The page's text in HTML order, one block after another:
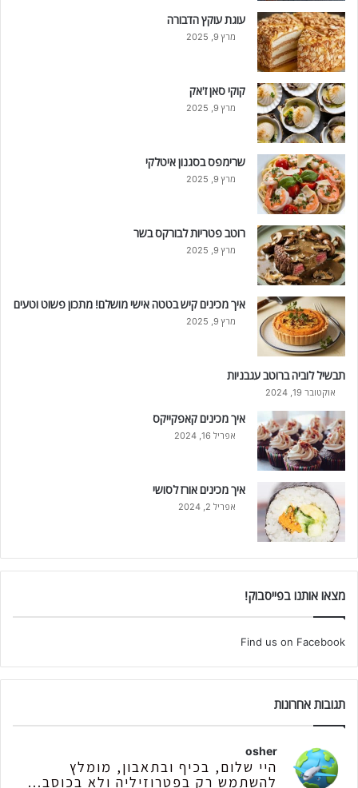
עוגת עוקץ הדבורה
מרץ 9, 2025
קוקי סאן ז'אק
מרץ 9, 2025
שרימפס בסגנון איטלקי
מרץ 9, 2025
רוטב פטריות לבורקס בשר
מרץ 9, 2025
איך מכינים קיש בטטה אישי מושלם! מתכון פשוט וטעים
מרץ 9, 2025
תבשיל לוביה ברוטב עגבניות
אוקטובר 19, 2024
איך מכינים קאפקייקס
אפריל 16, 2024
איך מכינים אורז לסושי
אפריל 2, 2024
מצאו אותנו בפייסבוק!
Find us on Facebook
תגובות אחרונות
osher
היי שלום, בכיף ובתאבון, מומלץ
להשתמש רק בפטרוזיליה ולא בכוסב...